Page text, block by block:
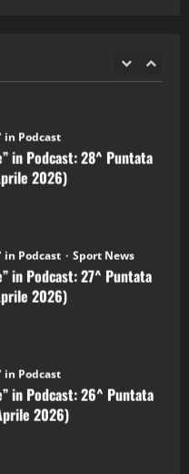
in Podcast: 28^ Puntata
2026)
in Podcast: 27^ Puntata
2026)
in Podcast: 26^ Puntata
2026)